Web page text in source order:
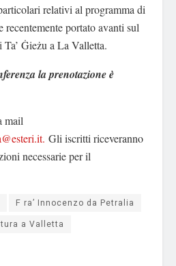
relativi al programma di
recentemente portato avanti sul
Ġieżu a La Valletta.
la prenotazione è
mail
. Gli iscritti riceveranno
necessarie per il
F ra’ Innocenzo da Petralia
a Valletta